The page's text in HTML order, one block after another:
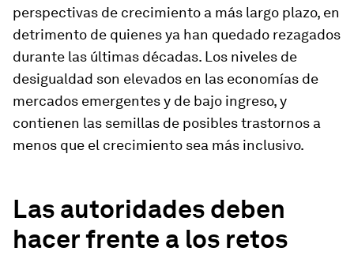
perspectivas de crecimiento a más largo plazo, en
detrimento de quienes ya han quedado rezagados
durante las últimas décadas. Los niveles de
desigualdad son elevados en las economías de
mercados emergentes y de bajo ingreso, y
contienen las semillas de posibles trastornos a
menos que el crecimiento sea más inclusivo.
Las autoridades deben
hacer frente a los retos